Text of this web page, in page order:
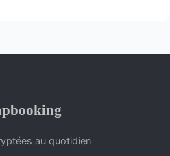
au quotidien